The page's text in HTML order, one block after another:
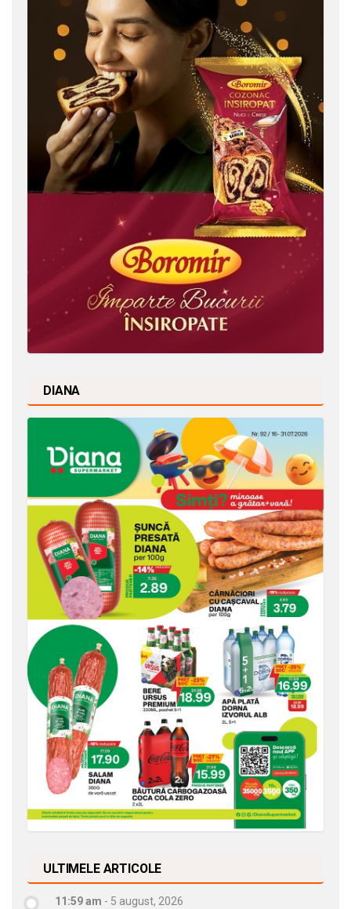
DIANA
ULTIMELE ARTICOLE
11:59 am - 5 august, 2026